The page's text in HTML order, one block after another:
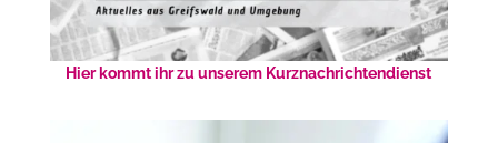
Hier kommt ihr zu unserem Kurznachrichtendienst